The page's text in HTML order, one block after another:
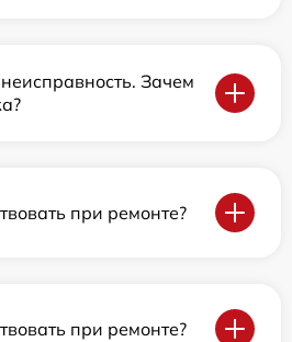
Зачем
при ремонте?
при ремонте?